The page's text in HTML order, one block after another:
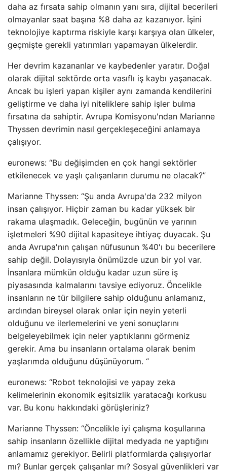
daha az fırsata sahip olmanın yanı sıra, dijital becerileri
olmayanlar saat başına %8 daha az kazanıyor. İşini
teknolojiye kaptırma riskiyle karşı karşıya olan ülkeler,
geçmişte gerekli yatırımları yapamayan ülkelerdir.
Her devrim kazananlar ve kaybedenler yaratır. Doğal
olarak dijital sektörde orta vasıflı iş kaybı yaşanacak.
Ancak bu işleri yapan kişiler aynı zamanda kendilerini
geliştirme ve daha iyi niteliklere sahip işler bulma
fırsatına da sahiptir. Avrupa Komisyonu'ndan Marianne
Thyssen devrimin nasıl gerçekleşeceğini anlamaya
çalışıyor.
euronews: “Bu değişimden en çok hangi sektörler
etkilenecek ve yaşlı çalışanların durumu ne olacak?”
Marianne Thyssen: “Şu anda Avrupa'da 232 milyon
insan çalışıyor. Hiçbir zaman bu kadar yüksek bir
rakama ulaşmadık. Geleceğin, bugünün ve yarının
işletmeleri %90 dijital kapasiteye ihtiyaç duyacak. Şu
anda Avrupa'nın çalışan nüfusunun %40'ı bu becerilere
sahip değil. Dolayısıyla önümüzde uzun bir yol var.
İnsanlara mümkün olduğu kadar uzun süre iş
piyasasında kalmalarını tavsiye ediyoruz. Öncelikle
insanların ne tür bilgilere sahip olduğunu anlamanız,
ardından bireysel olarak onlar için neyin yeterli
olduğunu ve ilerlemelerini ve yeni sonuçlarını
belgeleyebilmek için neler yaptıklarını görmeniz
gerekir. Ama bu insanların ortalama olarak benim
yaşlarımda olduğunu düşünüyorum. “
euronews: “Robot teknolojisi ve yapay zeka
kelimelerinin ekonomik eşitsizlik yaratacağı korkusu
var. Bu konu hakkındaki görüşleriniz?
Marianne Thyssen: “Öncelikle iyi çalışma koşullarına
sahip insanların özellikle dijital medyada ne yaptığını
anlamamız gerekiyor. Belirli platformlarda çalışıyorlar
mı? Bunlar gerçek çalışanlar mı? Sosyal güvenlikleri var